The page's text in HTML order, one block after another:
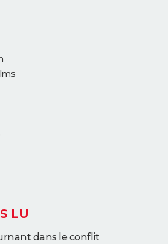
LU
dans le conflit